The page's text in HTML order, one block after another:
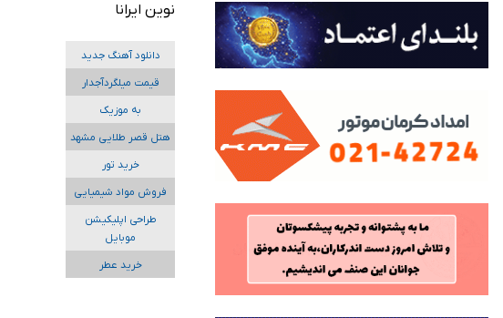
نوین ایرانا
دانلود آهنگ جدید
قیمت میلگردآجدار
به موزیک
هتل قصر طلایی مشهد
خرید تور
فروش مواد شیمیایی
طراحی اپلیکیشن
موبایل
خرید عطر